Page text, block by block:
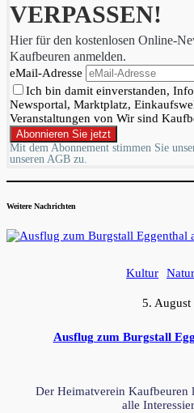
VERPASSEN!
Hier für den kostenlosen Online-
Kaufbeuren anmelden.
eMail-Adresse
Ich bin damit einverstanden,
Newsportal, Marktplatz,
Veranstaltungen von Wir sind
Mit dem Abonnement stimmen Sie
unseren AGB zu.
Weitere Nachrichten
Kultur
5. August
Ausflug zum Burgstall
Der Heimatverein Kaufbeuren
alle